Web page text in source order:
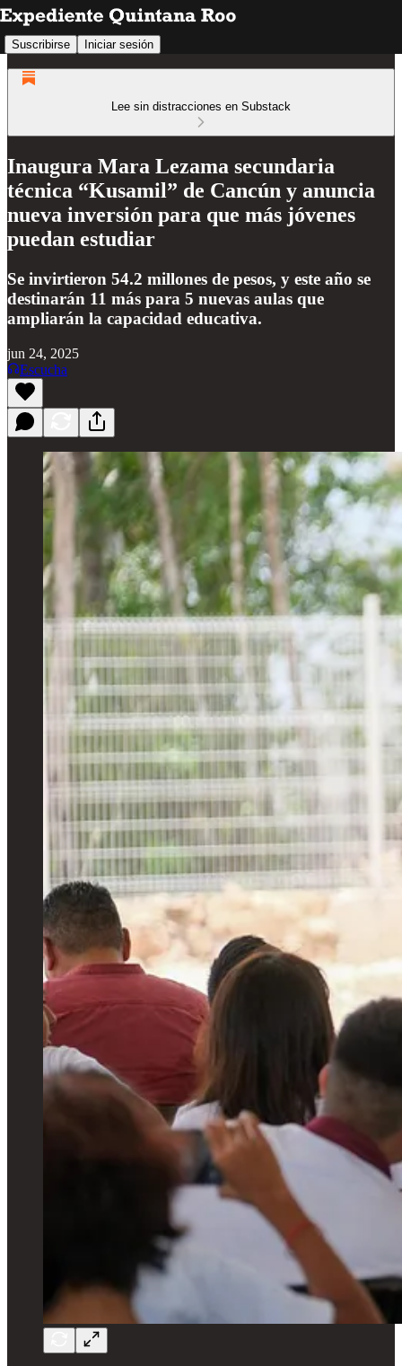
Suscribirse Iniciar sesión
Lee sin distracciones en Substack
Inaugura Mara Lezama secundaria
técnica “Kusamil” de Cancún y anuncia
nueva inversión para que más jóvenes
puedan estudiar
Se invirtieron 54.2 millones de pesos, y este año se
destinarán 11 más para 5 nuevas aulas que
ampliarán la capacidad educativa.
jun 24, 2025
Escucha